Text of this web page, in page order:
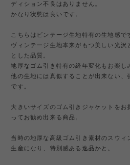
ディション不良はありません。
かなり状態は良いです。
こちらはビンテージ生地特有の生地感で
ヴィンテージ生地本来がもつ美しい光沢
とした品質。
地厚なゴム引き特有の経年変化もお楽し
他の生地には真似することが出来ない、
です。
大きいサイズのゴム引きジャケットをお
ってお勧め出来る商品。
当時の地厚な高級ゴム引き素材のスウィ
生産になり、特別感ある逸品かと。